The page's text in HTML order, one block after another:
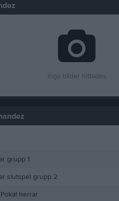
Inga bilder hittades
grupp 1
slutspel grupp 2
herrar